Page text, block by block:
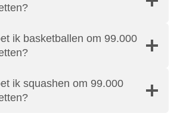
ik basketballen om 99.000
ik squashen om 99.000